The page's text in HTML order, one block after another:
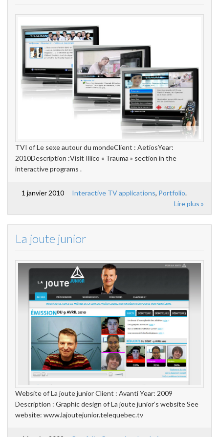
TVI of Le sexe autour du mondeClient : AetiosYear:
2010Description :Visit Illico « Trauma » section in the
interactive programs .
1 janvier 2010 Interactive TV applications, Portfolio.
Lire plus »
La joute junior
Website of La joute junior Client : Avanti Year: 2009
Description : Graphic design of La joute junior’s website See
website: www.lajoutejunior.telequebec.tv